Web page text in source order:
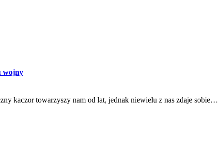
wojny
kaczor towarzyszy nam od lat, jednak niewielu z nas zdaje sobie…